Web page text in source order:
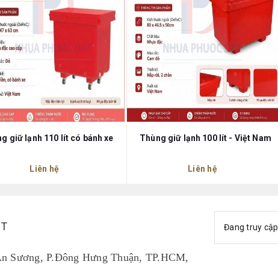
giữ lạnh 110 lít có bánh xe
Liên hệ
Thùng giữ lạnh 100 lít - Việt Nam
Liên hệ
Sương, P.Đông Hưng Thuận, TP.HCM,
Đang truy cập